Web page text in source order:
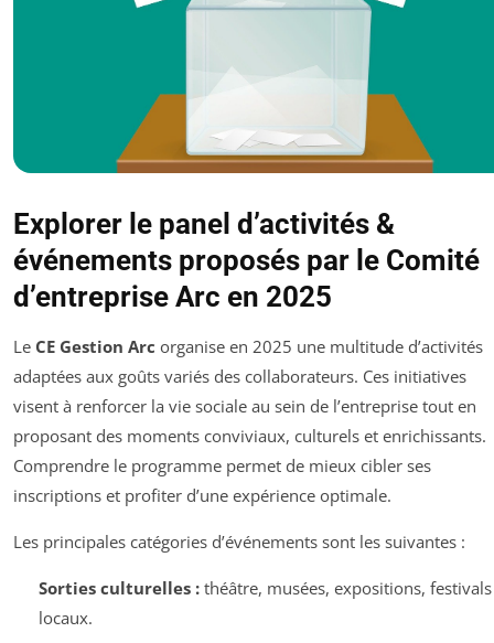
Explorer le panel d’activités &
événements proposés par le Comité
d’entreprise Arc en 2025
Le CE Gestion Arc organise en 2025 une multitude d’activités
adaptées aux goûts variés des collaborateurs. Ces initiatives
visent à renforcer la vie sociale au sein de l’entreprise tout en
proposant des moments conviviaux, culturels et enrichissants.
Comprendre le programme permet de mieux cibler ses
inscriptions et profiter d’une expérience optimale.
Les principales catégories d’événements sont les suivantes :
Sorties culturelles :théâtre, musées, expositions, festivals
locaux.